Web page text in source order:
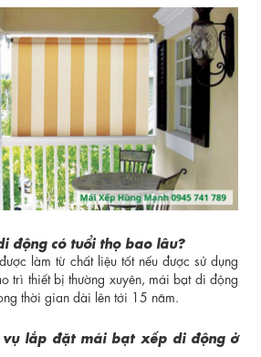
động có tuổi thọ bao lâu?
làm từ chất liệu tốt nếu được sử dụng
trì thiết bị thường xuyên, mái bạt di động
thời gian dài lên tới 15 năm.
vụ lắp đặt mái bạt xếp di động ở